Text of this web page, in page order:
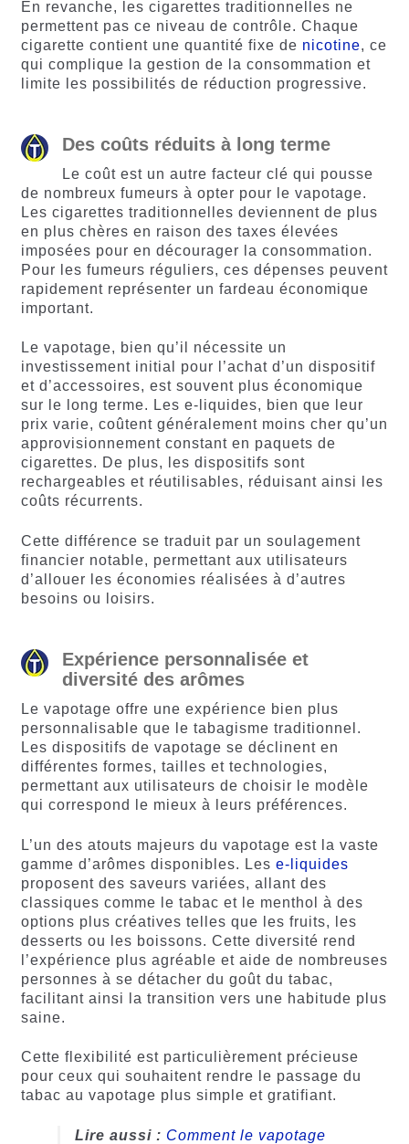
En revanche, les cigarettes traditionnelles ne
permettent pas ce niveau de contrôle. Chaque
cigarette contient une quantité fixe de nicotine, ce
qui complique la gestion de la consommation et
limite les possibilités de réduction progressive.
Des coûts réduits à long terme
Le coût est un autre facteur clé qui pousse
de nombreux fumeurs à opter pour le vapotage.
Les cigarettes traditionnelles deviennent de plus
en plus chères en raison des taxes élevées
imposées pour en décourager la consommation.
Pour les fumeurs réguliers, ces dépenses peuvent
rapidement représenter un fardeau économique
important.
Le vapotage, bien qu’il nécessite un
investissement initial pour l’achat d’un dispositif
et d’accessoires, est souvent plus économique
sur le long terme. Les e-liquides, bien que leur
prix varie, coûtent généralement moins cher qu’un
approvisionnement constant en paquets de
cigarettes. De plus, les dispositifs sont
rechargeables et réutilisables, réduisant ainsi les
coûts récurrents.
Cette différence se traduit par un soulagement
financier notable, permettant aux utilisateurs
d’allouer les économies réalisées à d’autres
besoins ou loisirs.
Expérience personnalisée et
diversité des arômes
Le vapotage offre une expérience bien plus
personnalisable que le tabagisme traditionnel.
Les dispositifs de vapotage se déclinent en
différentes formes, tailles et technologies,
permettant aux utilisateurs de choisir le modèle
qui correspond le mieux à leurs préférences.
L’un des atouts majeurs du vapotage est la vaste
gamme d’arômes disponibles. Les e-liquides
proposent des saveurs variées, allant des
classiques comme le tabac et le menthol à des
options plus créatives telles que les fruits, les
desserts ou les boissons. Cette diversité rend
l’expérience plus agréable et aide de nombreuses
personnes à se détacher du goût du tabac,
facilitant ainsi la transition vers une habitude plus
saine.
Cette flexibilité est particulièrement précieuse
pour ceux qui souhaitent rendre le passage du
tabac au vapotage plus simple et gratifiant.
Lire aussi : Comment le vapotage